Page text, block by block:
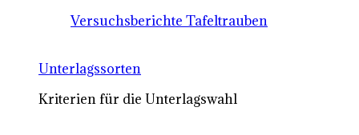
Versuchsberichte Tafeltrauben
Unterlagssorten
Kriterien für die Unterlagswahl